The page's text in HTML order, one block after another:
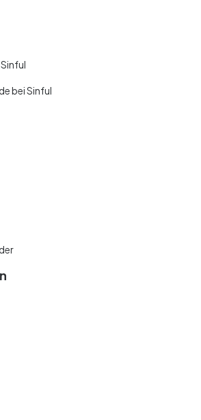
bei Sinful